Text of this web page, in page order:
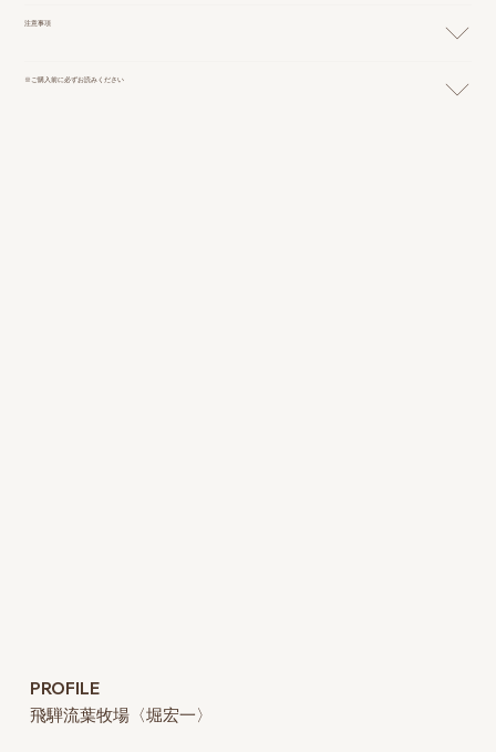
注意事項
※ご購入前に必ずお読みください
PROFILE
飛騨流葉牧場〈堀宏一〉